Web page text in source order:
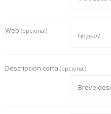
Web (opcional)
Descripción corta (opcional)